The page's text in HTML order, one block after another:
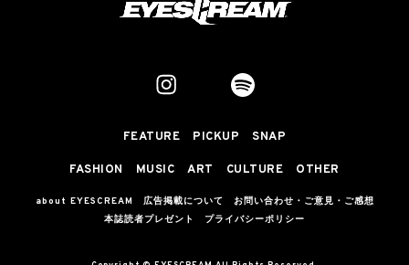
FEATURE PICKUP SNAP
FASHION MUSIC ART CULTURE OTHER
about EYESCREAM 広告掲載について
お問い合わせ・ご意見・ご感想
本誌読者プレゼント
プライバシーポリシー